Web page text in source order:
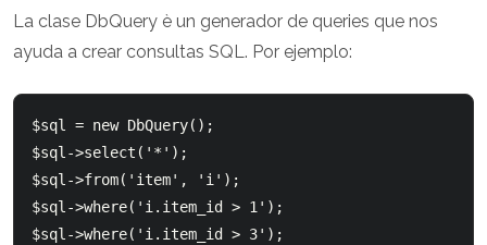
La clase DbQuery è un generador de queries que nos
ayuda a crear consultas SQL. Por ejemplo:
$sql = new DbQuery();
$sql->select('*');
$sql->from('item', 'i');
$sql->where('i.item_id > 1');
$sql->where('i.item_id > 3');